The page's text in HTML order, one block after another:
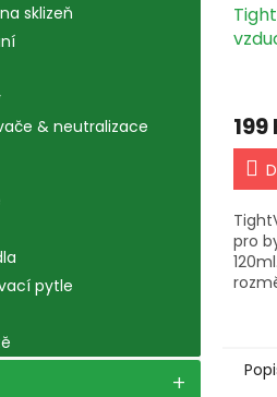
sklizeň
& neutralizace
pytle
199
pro